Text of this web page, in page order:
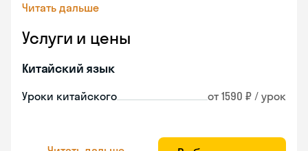
Читать дальше
Услуги и цены
Китайский язык
Уроки китайского от 1590 ₽ / урок